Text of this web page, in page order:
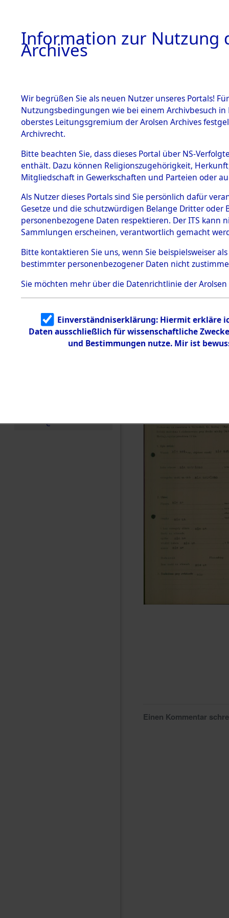
BESTÄNDE
1.
mente
5. Verschiedenes
5.3
Todesmärsche
5.3.1 Alliierte
Erhebungen
zu
Todesmärsch
en
5.3.2
Identifizierun
g
5.3.3
Todesmärsch
e
auf dem
zur
Roding)
Leben
0002
Einen Kommentar
Information zur Nutzung
Archives
Wir begrüßen Sie als neuen Nutzer unseres Portals!
Nutzungsbedingungen wie bei einem Archivbesuch
oberstes Leitungsgremium der Arolsen Archives
Archivrecht.
Bitte beachten Sie, dass dieses Portal über NS-
enthält. Dazu können Religionszugehörigkeit,
Mitgliedschaft in Gewerkschaften und Parteien oder
Als Nutzer dieses Portals sind Sie persönlich dafür
Gesetze und die schutzwürdigen Belange Dritter
personenbezogene Daten respektieren. Der ITS
Sammlungen erscheinen, verantwortlich gemacht
Bitte kontaktieren Sie uns, wenn Sie beispielsweiser
bestimmter personenbezogener Daten nicht
Sie möchten mehr über die Datenrichtlinie der Arolsen
Einverständniserklärung: Hiermit erkläre
Daten ausschließlich für wissenschaftliche
und Bestimmungen nutze. Mir ist